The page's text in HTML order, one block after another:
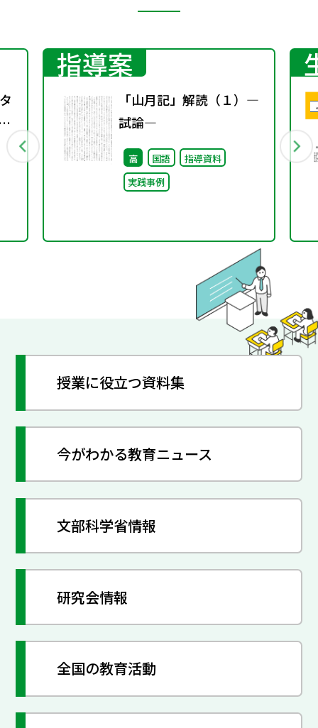
指導案
「山月記」解読（１）―
試論―
高 国語
指導資料
実践事例
授業に役立つ資料集
今がわかる教育ニュース
文部科学省情報
研究会情報
全国の教育活動